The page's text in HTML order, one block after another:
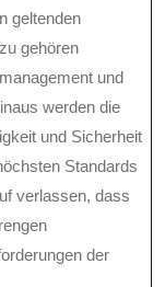
geltenden
gehören
und
werden die
und Sicherheit
Standards
verlassen, dass
der